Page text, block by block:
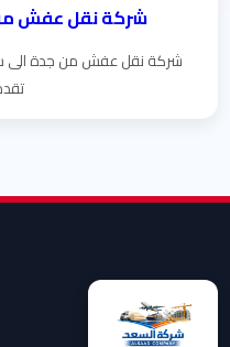
شركة نقل عفش
شركة نقل عفش من جدة الى